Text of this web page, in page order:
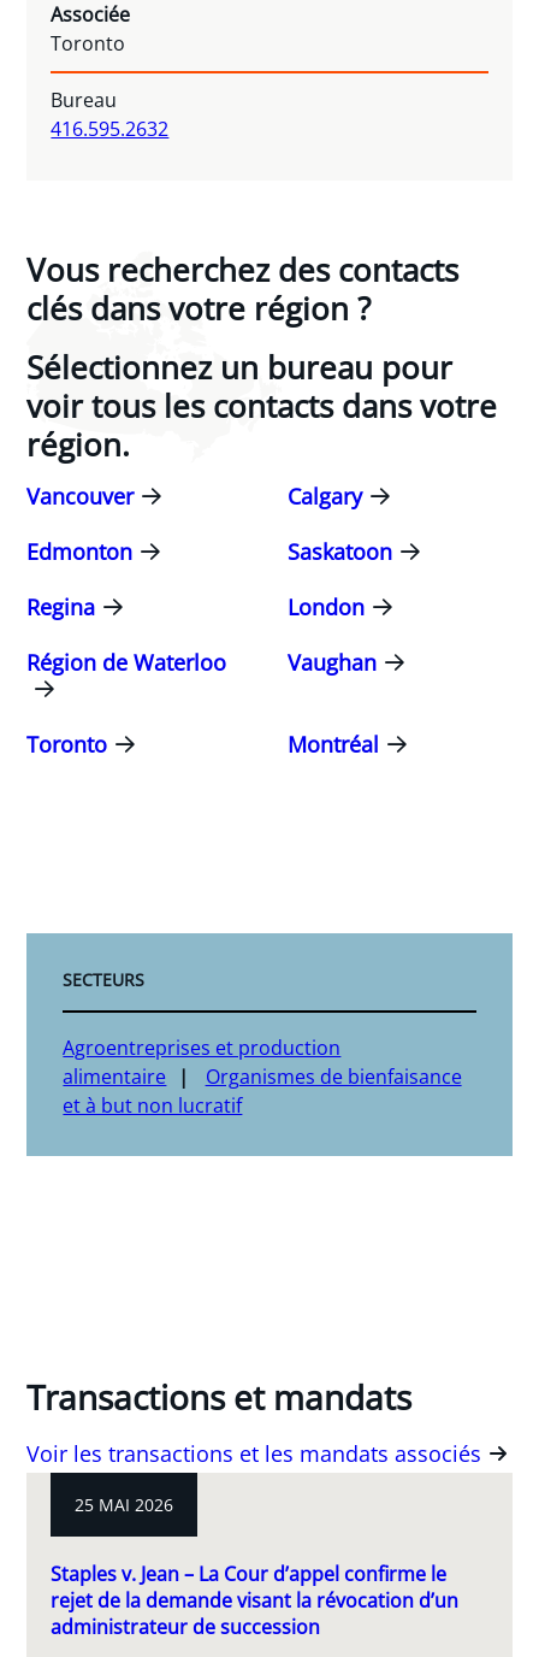
Associée
Toronto
Bureau
416.595.2632
Vous recherchez des contacts
clés dans votre région ?
Sélectionnez un bureau pour
voir tous les contacts dans votre
région.
Vancouver
Calgary
Edmonton
Saskatoon
Regina
London
Région de Waterloo
Vaughan
Toronto Montréal
SECTEURS
Agroentreprises et production
alimentaire
Organismes de bienfaisance
et à but non lucratif
Transactions et mandats
Voir les transactions et les mandats associés
25 MAI 2026
Staples v. Jean – La Cour d’appel confirme le
rejet de la demande visant la révocation d’un
administrateur de succession